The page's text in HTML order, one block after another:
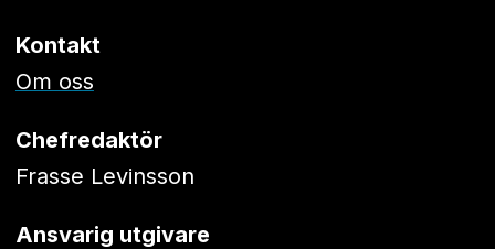
Kontakt
Om oss
Chefredaktör
Frasse Levinsson
Ansvarig utgivare